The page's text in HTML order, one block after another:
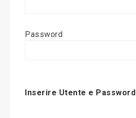
Modifica News
Password
Inserire Utente e Password